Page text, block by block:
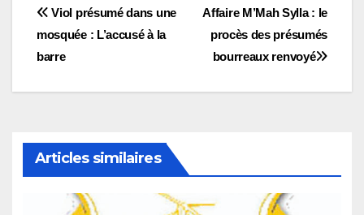
Navigation
de
l’article
Affaire M’Mah Sylla : le
procès des présumés
bourreaux renvoyé
Viol présumé dans une
mosquée : L’accusé à la
barre
Articles similaires